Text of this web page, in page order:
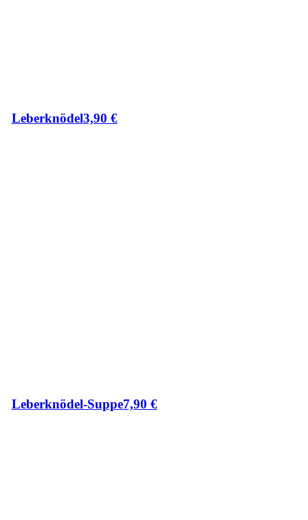
Leberknödel3,90 €
Leberknödel-Suppe7,90 €